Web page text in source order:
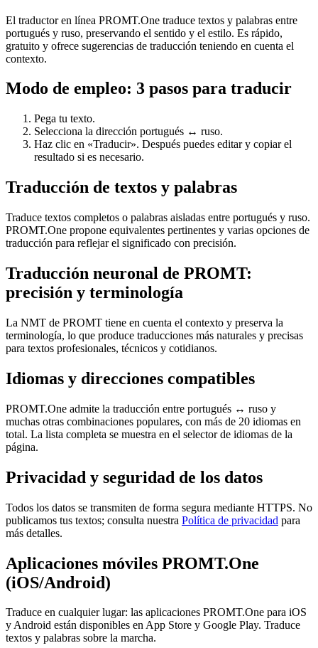
El traductor en línea PROMT.One traduce textos y palabras entre
portugués y ruso, preservando el sentido y el estilo. Es rápido,
gratuito y ofrece sugerencias de traducción teniendo en cuenta el
contexto.
Modo de empleo: 3 pasos para traducir
Pega tu texto.
Selecciona la dirección portugués ↔ ruso.
Haz clic en «Traducir». Después puedes editar y copiar el
resultado si es necesario.
Traducción de textos y palabras
Traduce textos completos o palabras aisladas entre portugués y ruso.
PROMT.One propone equivalentes pertinentes y varias opciones de
traducción para reflejar el significado con precisión.
Traducción neuronal de PROMT:
precisión y terminología
La NMT de PROMT tiene en cuenta el contexto y preserva la
terminología, lo que produce traducciones más naturales y precisas
para textos profesionales, técnicos y cotidianos.
Idiomas y direcciones compatibles
PROMT.One admite la traducción entre portugués ↔ ruso y
muchas otras combinaciones populares, con más de 20 idiomas en
total. La lista completa se muestra en el selector de idiomas de la
página.
Privacidad y seguridad de los datos
Todos los datos se transmiten de forma segura mediante HTTPS. No
publicamos tus textos; consulta nuestra Política de privacidad para
más detalles.
Aplicaciones móviles PROMT.One
(iOS/Android)
Traduce en cualquier lugar: las aplicaciones PROMT.One para iOS
y Android están disponibles en App Store y Google Play. Traduce
textos y palabras sobre la marcha.